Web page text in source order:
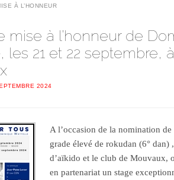
À L’HONNEUR
mise à l’honneur de
les 21 et 22 septembre,
2024
A l’occasion de la nomination
grade élevé de rokudan (6° dan)
d’aïkido et le club de Mouvaux,
en partenariat un stage